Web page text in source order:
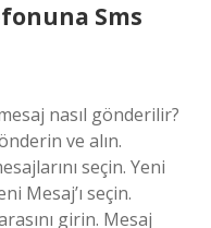
Sms
nasıl gönderilir?
ve alın.
seçin. Yeni
Mesaj’ı seçin.
girin. Mesaj